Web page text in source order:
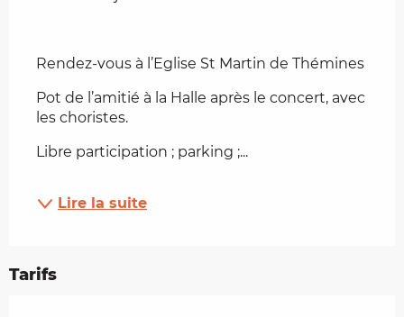
Rendez-vous à l’Eglise St Martin de Thémines
Pot de l’amitié à la Halle après le concert, avec
les choristes.
Libre participation ; parking ;...
Lire la suite
Tarifs